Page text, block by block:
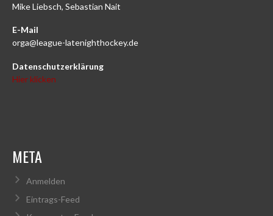
Mike Liebsch, Sebastian Nait
E-Mail
orga@league-latenighthockey.de
Datenschutzerklärung
Hier klicken
META
Anmelden
Eintrags-Feed